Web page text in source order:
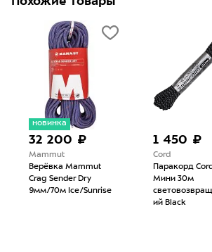
новинка
32 200 ₽
Mammut
Верёвка Mammut
Crag Sender Dry
9мм/70м Ice/Sunrise
1 450 ₽
Cord
Паракорд
Мини 30м
ий Black